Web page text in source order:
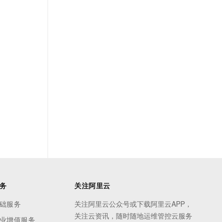
服务
增值服务
关注阿里云
关注阿里云公众号或下载阿里云APP，
关注云资讯，随时随地运维管控云服务